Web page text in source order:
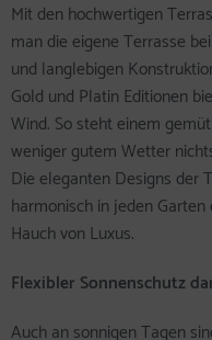
Mit den hochwertigen
man die eigene Terrasse
und langlebigen
Gold und Platin Editionen
Wind. So steht einem
weniger gutem Wetter
Die eleganten Designs der
harmonisch in jeden
Hauch von Luxus.
Flexibler Sonnenschutz
Auch an sonnigen Tagen